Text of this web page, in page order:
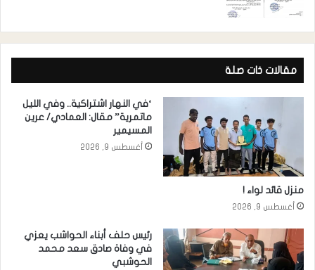
مقالات ذات صلة
منزل قائد لواء !
أغسطس 9, 2026
‘في النهار اشتراكية.. وفي الليل
ماتمرية” مقال: العمادي/ عرين
المسيمير
أغسطس 9, 2026
رئيس حلف أبناء الحواشب يعزي
في وفاة صادق سعد محمد
الحوشبي